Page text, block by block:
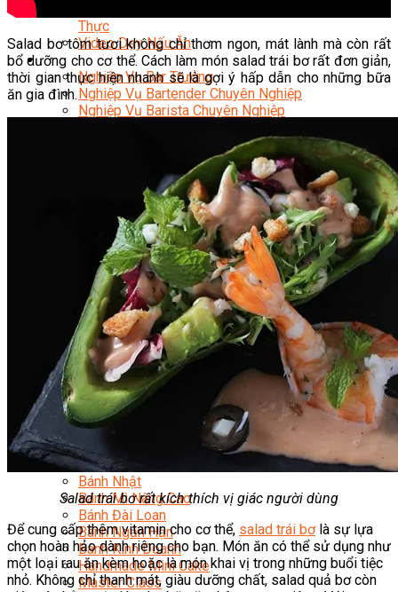
Thực
Video Dạy Nấu Ăn
Pha Chế
Nghiệp Vụ Bar Trưởng
Nghiệp Vụ Bartender Chuyên Nghiệp
Nghiệp Vụ Barista Chuyên Nghiệp
Nghiệp Vụ Pha Chế Đặc Biệt
Nghiệp Vụ Pha Chế Tổng Hợp
Nghiệp Vụ Quản Lý Bar
Chuyên Gia Cà Phê
Cà Phê Pha Máy
Khởi Sự Kinh Doanh Cafe – Chuỗi Cafe
Bí Quyết Khởi Nghiệp Mô Hình Đồ Uống
Kinh Doanh Mô Hình Đồ Uống Thịnh Hành
Kinh Doanh Chuỗi Và Nhượng Quyền
Tiếng Anh Chuyên Ngành Pha Chế
Học Làm Kem
Học Pha Chế Trà Sữa
Chuyên Đề Pha Chế
Video Dạy Pha Chế
Làm Bánh
Nghiệp Vụ Bếp Trưởng Bếp Bánh
Nghiệp Vụ Bếp Bánh Quốc Tế
Nghiệp Vụ Quản Lý Bếp Bánh
Nghiệp Vụ Bánh Kem
Bánh Việt
Bánh Nhật
Bánh Mì Nâng Cao
Bánh Đài Loan
Bánh Ngắn Hạn
Bánh Kinh Doanh
Handmade Mini Cake
Master Class
Salad bơ tôm tươi không chỉ thơm ngon, mát lành mà còn rất
bổ dưỡng cho cơ thể. Cách làm món salad trái bơ rất đơn giản,
thời gian thực hiện nhanh sẽ là gợi ý hấp dẫn cho những bữa
ăn gia đình.
Salad trái bơ rất kích thích vị giác người dùng
Để cung cấp thêm vitamin cho cơ thể, salad trái bơlà sự lựa
chọn hoàn hảo dành riêng cho bạn. Món ăn có thể sử dụng như
một loại rau ăn kèm hoặc là món khai vị trong những buổi tiệc
nhỏ. Không chỉ thanh mát, giàu dưỡng chất, salad quả bơ còn